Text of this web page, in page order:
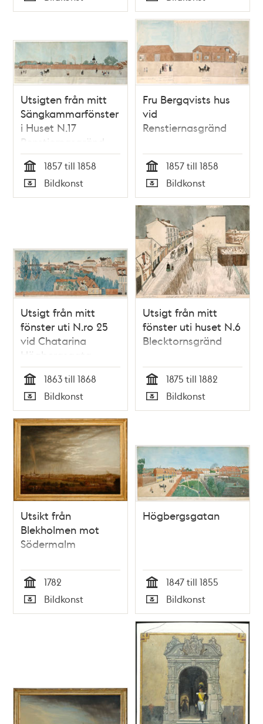
Kniberg. Löjtnant
Toffelsmällan.
Typ
Typ
Utsigten från mitt
Sängkammarfönster
i Huset N.17
Renstjernasgränd
Tid
1857 till 1858
Typ
Bildkonst
Fru Bergqvists hus
vid
Renstiernasgränd
Tid
1857 till 1858
Typ
Bildkonst
Utsigt från mitt
fönster uti N.ro 25
vid Chatarina
Högbergsgata.
Johan Edholm (går
på lection till)
Undertecknad
Tid
1863 till 1868
Typ
Bildkonst
Utsigt från mitt
fönster uti huset N.6
Blecktornsgränd
Tid
1875 till 1882
Typ
Bildkonst
Utsikt från
Blekholmen mot
Södermalm
Tid
1782
Typ
Bildkonst
Högbergsgatan
Tid
1847 till 1855
Typ
Bildkonst